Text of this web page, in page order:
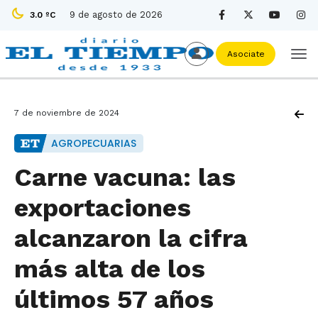
3.0 ºC 9 de agosto de 2026
Asociate
7 de noviembre de 2024
AGROPECUARIAS
Carne vacuna: las
exportaciones
alcanzaron la cifra
más alta de los
últimos 57 años